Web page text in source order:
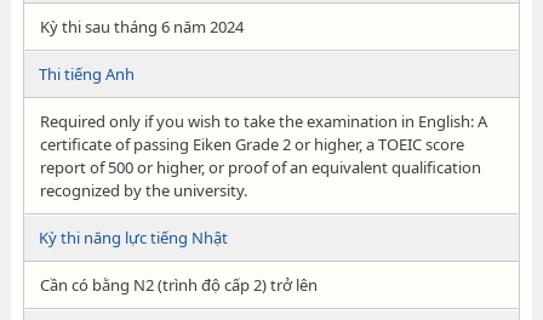
Kỳ thi sau tháng 6 năm 2024
Thi tiếng Anh
Required only if you wish to take the examination in English: A
certificate of passing Eiken Grade 2 or higher, a TOEIC score
report of 500 or higher, or proof of an equivalent qualification
recognized by the university.
Kỳ thi năng lực tiếng Nhật
Cần có bằng N2 (trình độ cấp 2) trở lên